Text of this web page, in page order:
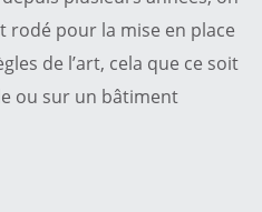
pour la mise en place
de l’art, cela que ce soit
ou sur un bâtiment